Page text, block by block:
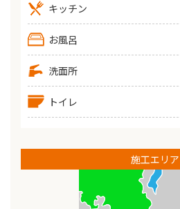
キッチン
お風呂
洗面所
トイレ
施工エリア